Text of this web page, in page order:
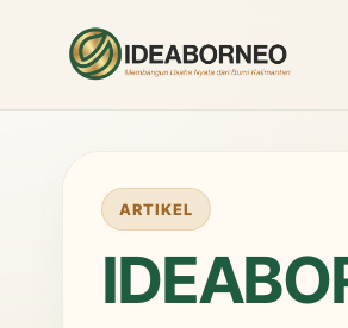
ARTIKEL